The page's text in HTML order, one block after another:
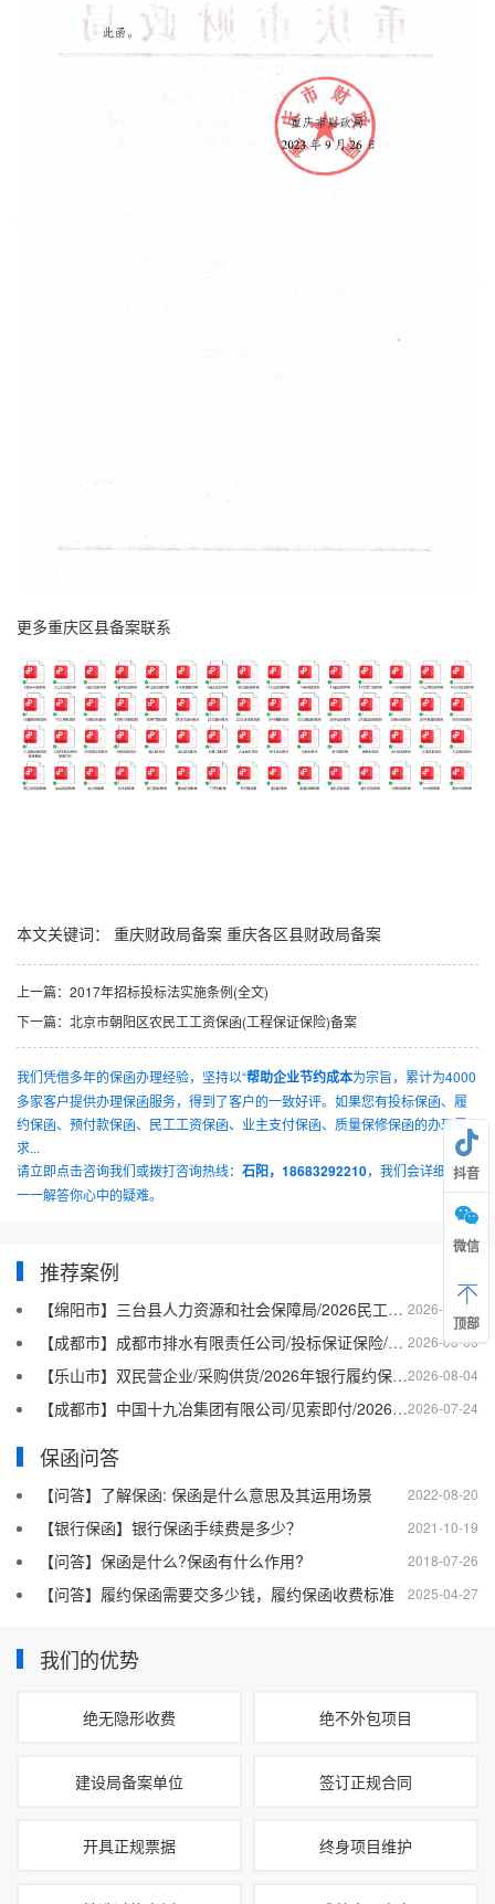
更多重庆区县备案联系
本文关键词： 重庆财政局备案 重庆各区县财政局备案
上一篇： 2017年招标投标法实施条例(全文)
下一篇： 北京市朝阳区农民工工资保函(工程保证保险)备案
我们凭借多年的保函办理经验，坚持以“帮助企业节约成本为宗旨，累计为4000
多家客户提供办理保函服务，得到了客户的一致好评。如果您有投标保函、履
约保函、预付款保函、民工工资保函、业主支付保函、质量保修保函的办理需
求...
请立即点击咨询我们或拨打咨询热线： 石阳，18683292210，我们会详细为你
一一解答你心中的疑难。
推荐案例
2026-08-10
【绵阳市】三台县人力资源和社会保障局/2026民工工资保函二
2026-08-06
【成都市】成都市排水有限责任公司/投标保证保险/2026银行投标保函十三
2026-08-04
【乐山市】双民营企业/采购供货/2026年银行履约保函四十二
2026-07-24
【成都市】中国十九冶集团有限公司/见索即付/2026年银行履约保函四十一
保函问答
2022-08-20
【问答】了解保函: 保函是什么意思及其运用场景
2021-10-19
【银行保函】银行保函手续费是多少？
2018-07-26
【问答】保函是什么?保函有什么作用?
2025-04-27
【问答】履约保函需要交多少钱，履约保函收费标准
我们的优势
绝无隐形收费 绝不外包项目
建设局备案单位 签订正规合同
开具正规票据 终身项目维护
抖音
微信
顶部